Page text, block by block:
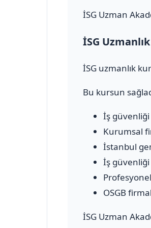
İSG Uzman
İSG
İSG uzmanlık
Bu kursun
İş güvenliği
Kurumsal
İstanbul
İş
OSGB
İSG Uzman